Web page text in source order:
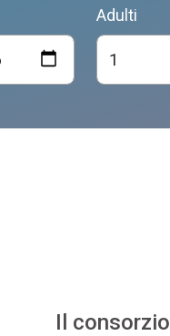
Adulti
Il consorzio